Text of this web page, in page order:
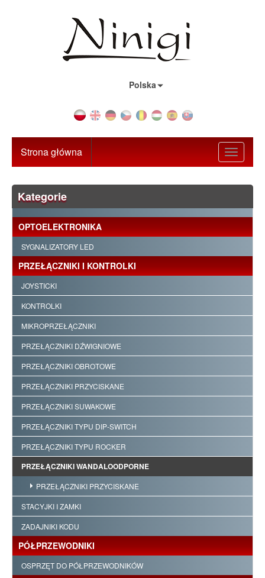
Polska
Toggle
Strona główna
Kategorie
OPTOELEKTRONIKA
SYGNALIZATORY LED
PRZEŁĄCZNIKI I KONTROLKI
JOYSTICKI
KONTROLKI
MIKROPRZEŁĄCZNIKI
PRZEŁĄCZNIKI DŹWIGNIOWE
PRZEŁĄCZNIKI OBROTOWE
PRZEŁĄCZNIKI PRZYCISKANE
PRZEŁĄCZNIKI SUWAKOWE
PRZEŁĄCZNIKI TYPU DIP-SWITCH
PRZEŁĄCZNIKI TYPU ROCKER
PRZEŁĄCZNIKI WANDALOODPORNE
PRZEŁĄCZNIKI PRZYCISKANE
STACYJKI I ZAMKI
ZADAJNIKI KODU
PÓŁPRZEWODNIKI
OSPRZĘT DO PÓŁPRZEWODNIKÓW